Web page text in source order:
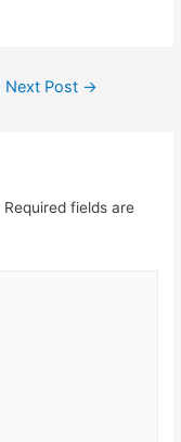
Next Post →
Required fields are